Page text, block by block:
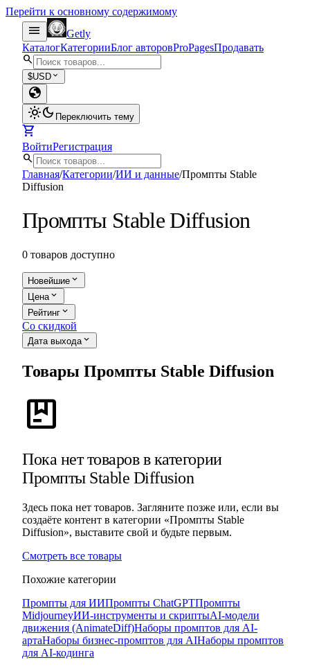
Перейти к основному содержимому
menu
Getly
КаталогКатегорииБлог авторовProPagesПродавать
search
$USD expand_more
globe
light_modedark_mode Переключить тему
shopping_cart
ВойтиРегистрация
search
Главная/Категории/ИИ и данные/Промпты Stable
Diffusion
Промпты Stable Diffusion
0 товаров доступно
Новейшие expand_more
Цена expand_more
Рейтинг expand_more
Со скидкой
Дата выхода expand_more
Товары Промпты Stable Diffusion
package
Пока нет товаров в категории
Промпты Stable Diffusion
Здесь пока нет товаров. Загляните позже или, если вы
создаёте контент в категории «Промпты Stable
Diffusion», выставите свой и будьте первым.
Смотреть все товары
Похожие категории
Промпты для ИИПромпты ChatGPTПромпты
MidjourneyИИ-инструменты и скриптыAI-модели
движения (AnimateDiff)Наборы промптов для AI-
артаНаборы бизнес-промптов для AIНаборы промптов
для AI-кодинга